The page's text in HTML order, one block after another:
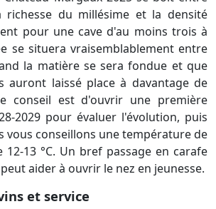
richesse du millésime et la densité
pour une cave d'au moins trois à
se situera vraisemblablement entre
la matière se sera fondue et que
auront laissé place à davantage de
conseil est d'ouvrir une première
2029 pour évaluer l'évolution, puis
vous conseillons une température de
13 °C. Un bref passage en carafe
aider à ouvrir le nez en jeunesse.
et service